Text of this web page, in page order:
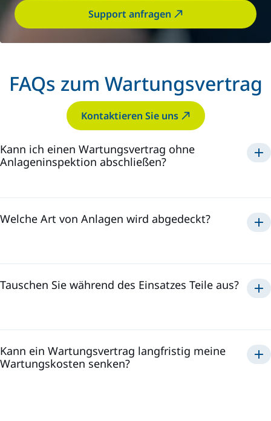
Support anfragen
FAQs zum Wartungsvertrag
Kontaktieren Sie uns
Kann ich einen Wartungsvertrag ohne
Anlageninspektion abschließen?
Welche Art von Anlagen wird abgedeckt?
Tauschen Sie während des Einsatzes Teile aus?
Kann ein Wartungsvertrag langfristig meine
Wartungskosten senken?